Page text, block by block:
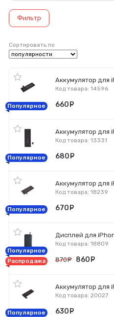
Фильтр
Сортировать по
Аккумулятор для
Код товара: 14596
Популярное 660
Аккумулятор для
Код товара: 13331
Популярное 680
Аккумулятор для
Код товара: 18239
Популярное 670
Дисплей для
Код товара: 18809
Популярное
Распродажа
870 руб.
860
Аккумулятор для
Код товара: 20027
Популярное 630